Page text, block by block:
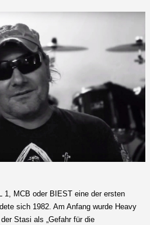
1, MCB oder BIEST eine der ersten
sich 1982. Am Anfang wurde Heavy
Stasi als „Gefahr für die